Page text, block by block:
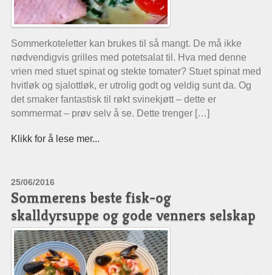
Sommerkoteletter kan brukes til så mangt. De må ikke
nødvendigvis grilles med potetsalat til. Hva med denne
vrien med stuet spinat og stekte tomater? Stuet spinat med
hvitløk og sjalottløk, er utrolig godt og veldig sunt da. Og
det smaker fantastisk til røkt svinekjøtt – dette er
sommermat – prøv selv å se. Dette trenger […]
Klikk for å lese mer...
25/06/2016
Sommerens beste fisk-og
skalldyrsuppe og gode venners selskap